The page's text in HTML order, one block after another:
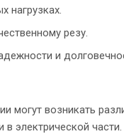
нагрузках.
резу.
и
могут возникать
электрической части.